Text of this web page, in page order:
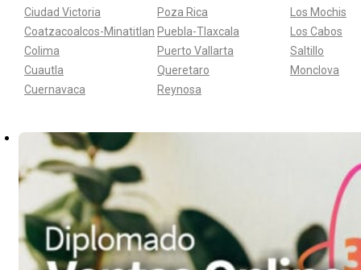
Ciudad Victoria
Coatzacoalcos-Minatitlan
Colima
Cuautla
Cuernavaca
Poza Rica
Puebla-Tlaxcala
Puerto Vallarta
Queretaro
Reynosa
Los Mochis
Los Cabos
Saltillo
Monclova